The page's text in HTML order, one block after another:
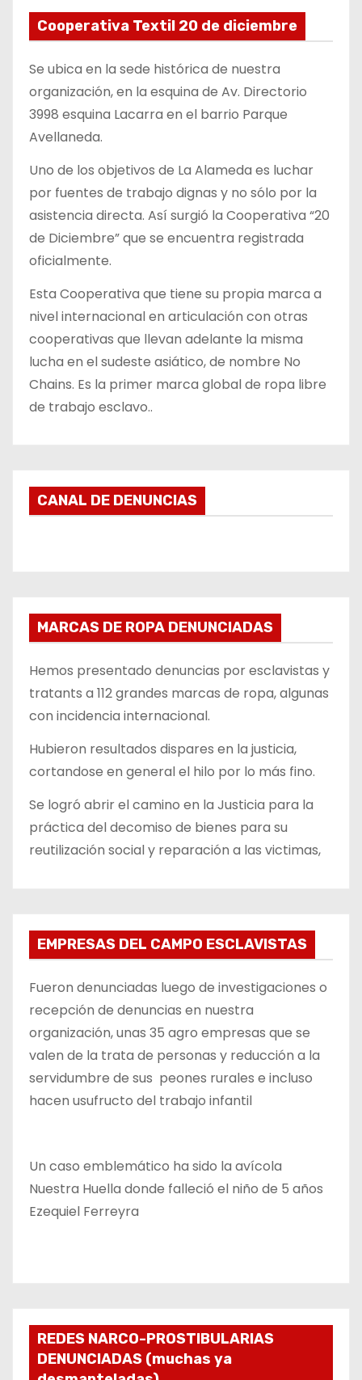
Cooperativa Textil 20 de diciembre
Se ubica en la sede histórica de nuestra
organización, en la esquina de Av. Directorio
3998 esquina Lacarra en el barrio Parque
Avellaneda.
Uno de los objetivos de La Alameda es luchar
por fuentes de trabajo dignas y no sólo por la
asistencia directa. Así surgió la Cooperativa “20
de Diciembre” que se encuentra registrada
oficialmente.
Esta Cooperativa que tiene su propia marca a
nivel internacional en articulación con otras
cooperativas que llevan adelante la misma
lucha en el sudeste asiático, de nombre No
Chains. Es la primer marca global de ropa libre
de trabajo esclavo..
CANAL DE DENUNCIAS
MARCAS DE ROPA DENUNCIADAS
Hemos presentado denuncias por esclavistas y
tratants a 112 grandes marcas de ropa, algunas
con incidencia internacional.
Hubieron resultados dispares en la justicia,
cortandose en general el hilo por lo más fino.
Se logró abrir el camino en la Justicia para la
práctica del decomiso de bienes para su
reutilización social y reparación a las victimas,
EMPRESAS DEL CAMPO ESCLAVISTAS
Fueron denunciadas luego de investigaciones o
recepción de denuncias en nuestra
organización, unas 35 agro empresas que se
valen de la trata de personas y reducción a la
servidumbre de sus peones rurales e incluso
hacen usufructo del trabajo infantil
Un caso emblemático ha sido la avícola
Nuestra Huella donde falleció el niño de 5 años
Ezequiel Ferreyra
REDES NARCO-PROSTIBULARIAS
DENUNCIADAS (muchas ya